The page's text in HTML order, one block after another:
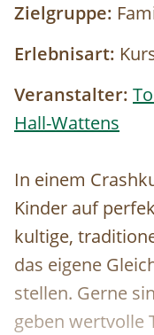
Zielgruppe:
Erlebnisart:
Veranstalter:
Hall-Wattens
In einem
Kinder auf
kultige,
das eigene
stellen. Gerne
geben wertvolle